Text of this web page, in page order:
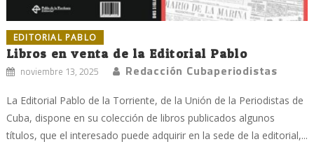
EDITORIAL PABLO
Libros en venta de la Editorial Pablo
noviembre 13, 2025 Redacción Cubaperiodistas
La Editorial Pablo de la Torriente, de la Unión de la Periodistas de
Cuba, dispone en su colección de libros publicados algunos
títulos, que el interesado puede adquirir en la sede de la editorial,...